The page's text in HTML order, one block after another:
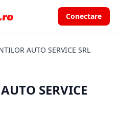
Conectare
AUTO SERVICE SRL
SERVICE